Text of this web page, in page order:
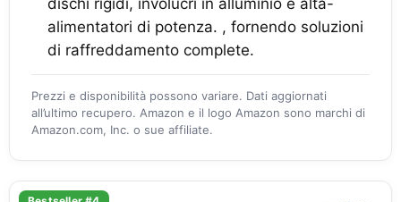
dischi rigidi, involucri in alluminio e alta-
alimentatori di potenza. , fornendo soluzioni
di raffreddamento complete.
Prezzi e disponibilità possono variare. Dati aggiornati
all’ultimo recupero. Amazon e il logo Amazon sono marchi di
Amazon.com, Inc. o sue affiliate.